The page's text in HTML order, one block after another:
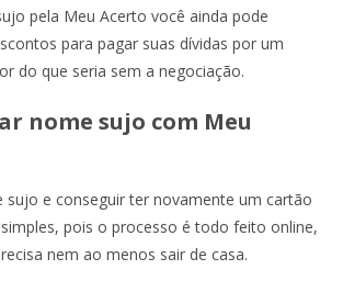
pela Meu Acerto você ainda pode
para pagar suas dívidas por um
do que seria sem a negociação.
nome sujo com Meu
sujo e conseguir ter novamente um cartão
pois o processo é todo feito online,
nem ao menos sair de casa.